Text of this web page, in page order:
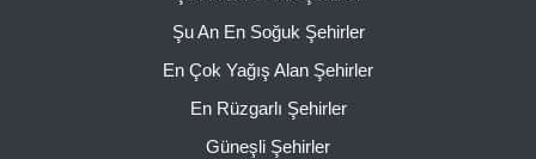
Şu An En Soğuk Şehirler
En Çok Yağış Alan Şehirler
En Rüzgarlı Şehirler
Güneşli Şehirler